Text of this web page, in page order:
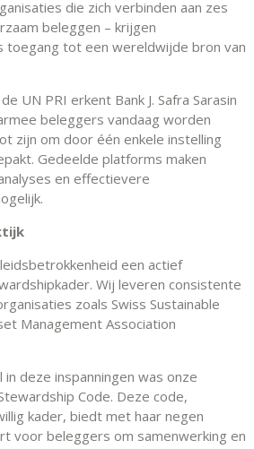
die zich verbinden aan zes
beleggen – krijgen
toegang tot een wereldwijde bron van
UN PRI erkent Bank J. Safra Sarasin
beleggers vandaag worden
zijn om door één enkele instelling
Gedeelde platforms maken
en effectievere
een actief
Wij leveren consistente
zoals Swiss Sustainable
Management Association
in deze inspanningen was onze
Code. Deze code,
kader, biedt met haar negen
voor beleggers om samenwerking en